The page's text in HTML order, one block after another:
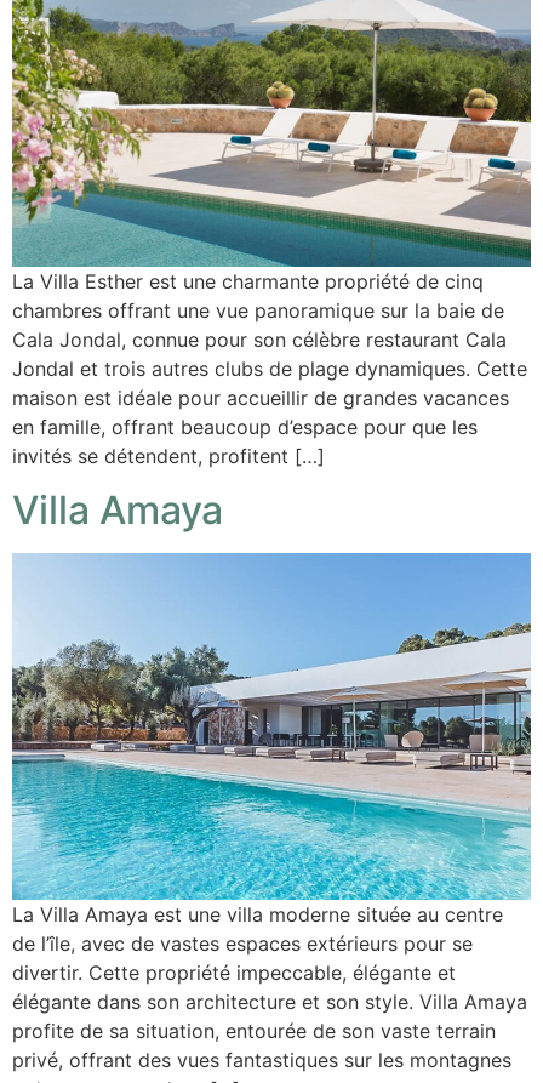
La Villa Esther est une charmante propriété de cinq
chambres offrant une vue panoramique sur la baie de
Cala Jondal, connue pour son célèbre restaurant Cala
Jondal et trois autres clubs de plage dynamiques. Cette
maison est idéale pour accueillir de grandes vacances
en famille, offrant beaucoup d’espace pour que les
invités se détendent, profitent […]
Villa Amaya
La Villa Amaya est une villa moderne située au centre
de l’île, avec de vastes espaces extérieurs pour se
divertir. Cette propriété impeccable, élégante et
élégante dans son architecture et son style. Villa Amaya
profite de sa situation, entourée de son vaste terrain
privé, offrant des vues fantastiques sur les montagnes